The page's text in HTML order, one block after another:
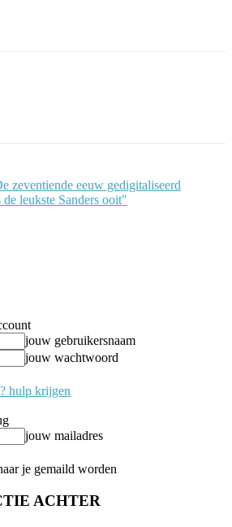
zeventiende eeuw gedigitaliseerd
leukste Sanders ooit"
jouw gebruikersnaam
jouw wachtwoord
hulp krijgen
jouw mailadres
je gemaild worden
ACHTER